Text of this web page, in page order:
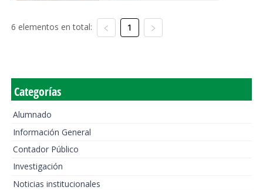
6 elementos en total: 1
Categorías
Alumnado
Información General
Contador Público
Investigación
Noticias institucionales